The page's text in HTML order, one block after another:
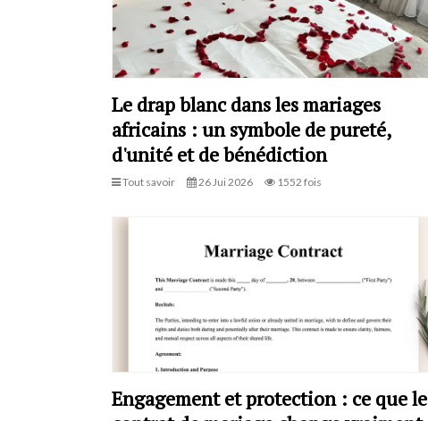
Le drap blanc dans les mariages
africains : un symbole de pureté,
d'unité et de bénédiction
Tout savoir 26 Jui 2026 1552 fois
Engagement et protection : ce que le